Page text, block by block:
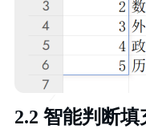
2.2 智能判断填